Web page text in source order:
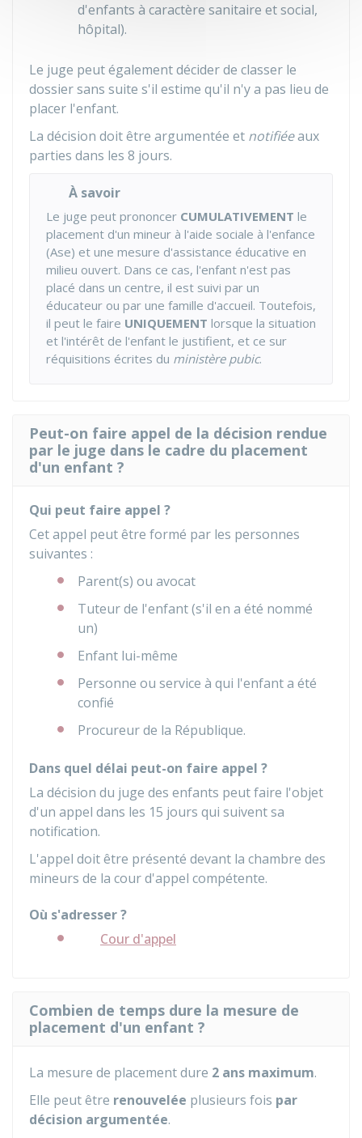
d'enfants à caractère sanitaire et social,
hôpital).
Le juge peut également décider de classer le
dossier sans suite s'il estime qu'il n'y a pas lieu de
placer l'enfant.
La décision doit être argumentée et notifiéeaux
parties dans les 8 jours.
À savoir
Le juge peut prononcer CUMULATIVEMENT le
placement d'un mineur à l'aide sociale à l'enfance
(Ase) et une mesure d'assistance éducative en
milieu ouvert. Dans ce cas, l'enfant n'est pas
placé dans un centre, il est suivi par un
éducateur ou par une famille d'accueil. Toutefois,
il peut le faire UNIQUEMENT lorsque la situation
et l'intérêt de l'enfant le justifient, et ce sur
réquisitions écrites du ministère pubic.
Peut-on faire appel de la décision rendue
par le juge dans le cadre du placement
d'un enfant ?
Qui peut faire appel ?
Cet appel peut être formé par les personnes
suivantes :
Parent(s) ou avocat
Tuteur de l'enfant (s'il en a été nommé
un)
Enfant lui-même
Personne ou service à qui l'enfant a été
confié
Procureur de la République.
Dans quel délai peut-on faire appel ?
La décision du juge des enfants peut faire l'objet
d'un appel dans les 15 jours qui suivent sa
notification.
L'appel doit être présenté devant la chambre des
mineurs de la cour d'appel compétente.
Où s'adresser ?
Cour d'appel
Combien de temps dure la mesure de
placement d'un enfant ?
La mesure de placement dure 2 ans maximum.
Elle peut être renouvelée plusieurs fois par
décision argumentée.